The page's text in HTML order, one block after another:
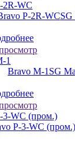
P-2R-WC
Bravo M-1 SG
P-3-WC (пром.)